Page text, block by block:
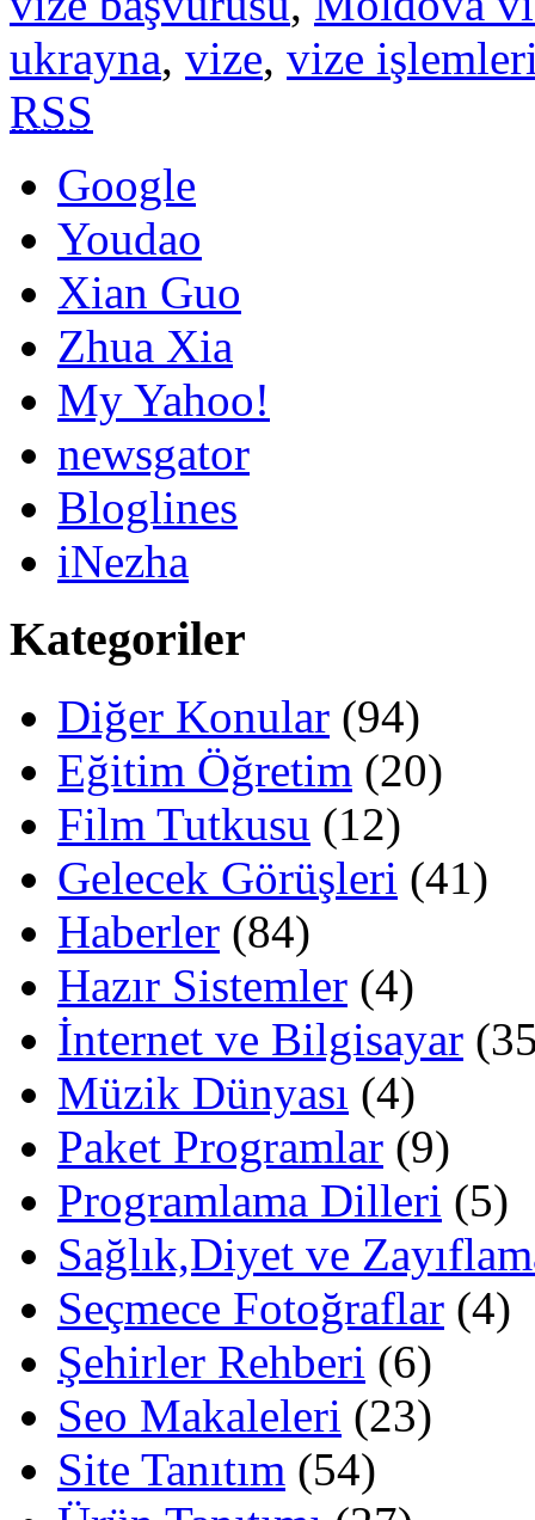
ukrayna, vize, vize
RSS
Google
Youdao
Xian Guo
Zhua Xia
My Yahoo!
newsgator
Bloglines
iNezha
Kategoriler
Diğer Konular (94)
Eğitim Öğretim (20)
Film Tutkusu (12)
Gelecek Görüşleri (41)
Haberler (84)
Hazır Sistemler (4)
İnternet ve Bilgisayar
Müzik Dünyası (4)
Paket Programlar (9)
Programlama Dilleri (5)
Sağlık,Diyet ve
Seçmece Fotoğraflar (4)
Şehirler Rehberi (6)
Seo Makaleleri (23)
Site Tanıtım (54)